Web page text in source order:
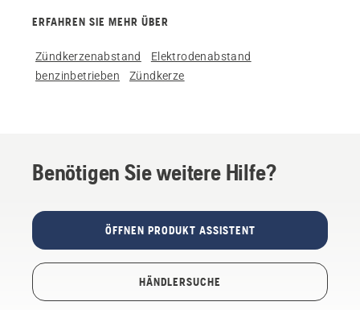
ERFAHREN SIE MEHR ÜBER
Zündkerzenabstand
Elektrodenabstand
benzinbetrieben
Zündkerze
Benötigen Sie weitere Hilfe?
ÖFFNEN PRODUKT ASSISTENT
HÄNDLERSUCHE